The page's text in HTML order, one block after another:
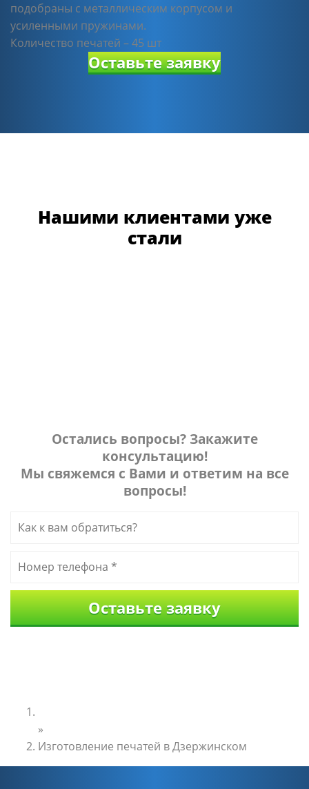
подобраны с металлическим корпусом и
усиленными пружинами.
Количество печатей – 45 шт
Оставьте заявку
Нашими клиентами уже
стали
Остались вопросы? Закажите
консультацию!
Мы свяжемся с Вами и ответим на все
вопросы!
»
Изготовление печатей в Дзержинском